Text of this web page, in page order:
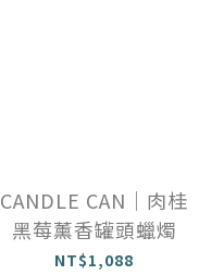
CANDLE CAN｜肉桂
黑莓薰香罐頭蠟燭
NT$1,088